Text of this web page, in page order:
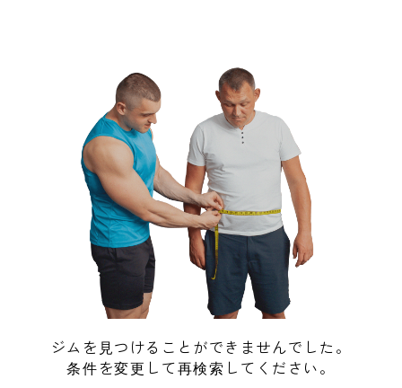
ジムを見つけることができませんでした。
条件を変更して再検索してください。